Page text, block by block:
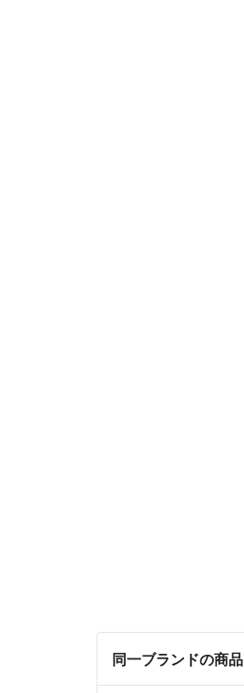
同一ブランドの商品